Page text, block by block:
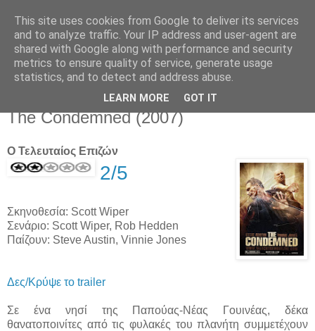
Movies For The Masses
Challenging common sense since 2004
Thursday, August 23, 2007
The Condemned (2007)
Ο Τελευταίος Επιζών
2/5
Σκηνοθεσία: Scott Wiper
Σενάριο: Scott Wiper, Rob Hedden
Παίζουν: Steve Austin, Vinnie Jones
Δες/Κρύψε το trailer
Σε ένα νησί της Παπούας-Νέας Γουινέας, δέκα
θανατοποινίτες από τις φυλακές του πλανήτη συμμετέχουν
This site uses cookies from Google to deliver its services
and to analyze traffic. Your IP address and user-agent are
shared with Google along with performance and security
metrics to ensure quality of service, generate usage
statistics, and to detect and address abuse.
LEARN MORE GOT IT